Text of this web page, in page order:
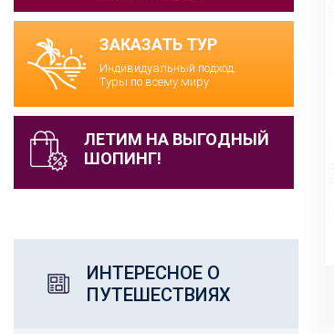
ЗАКАЗАТЬ ТУР
Индивидуальный подход.
Туры по всему миру
ЛЕТИМ НА ВЫГОДНЫЙ
ШОПИНГ!
ИНТЕРЕСНОЕ О
ПУТЕШЕСТВИЯХ